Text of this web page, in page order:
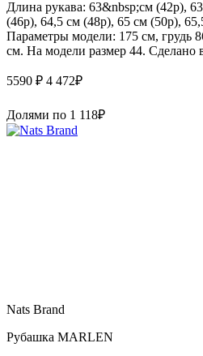
Длина рукава: 63&nbsp;см (42р),
(46р), 64,5 см (48р), 65 см (50р),
Параметры модели: 175 см, грудь
см. На модели размер 44. Сделано
5590 ₽ 4 472₽
Долями по 1 118₽
Nats Brand
Рубашка MARLEN